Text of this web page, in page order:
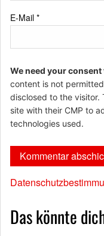
E-Mail *
We need your
content is not
disclosed to the visitor.
site with their CMP to
technologies used.
Das könnte